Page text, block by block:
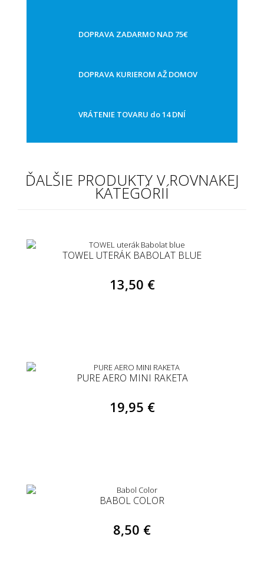
DOPRAVA ZADARMO NAD 75€
DOPRAVA KURIEROM AŽ DOMOV
VRÁTENIE TOVARU do 14 DNÍ
ĎALŠIE PRODUKTY V ROVNAKEJ
KATEGÓRIÍ
TOWEL UTERÁK BABOLAT BLUE
13,50 €
PURE AERO MINI RAKETA
19,95 €
BABOL COLOR
8,50 €